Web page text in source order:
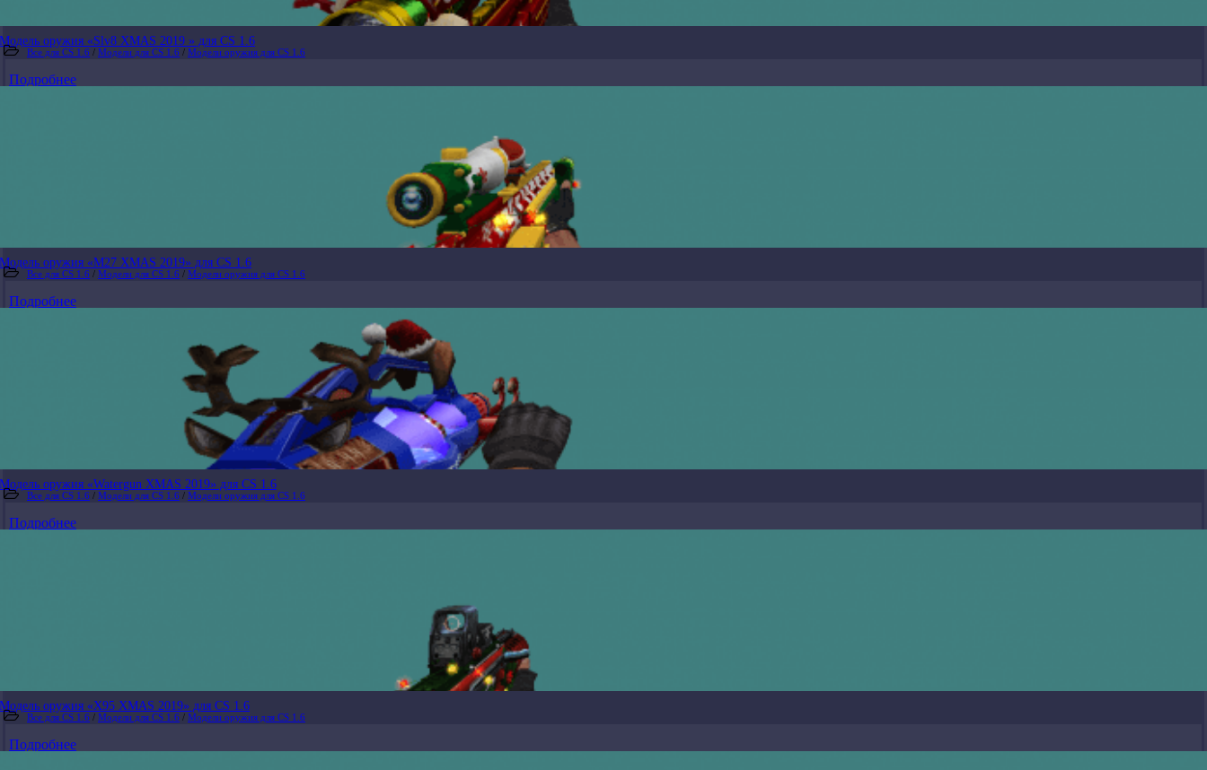
Модель оружия «Slv8 XMAS 2019 » для CS 1.6
Все для CS 1.6 / Модели для CS 1.6 / Модели оружия для CS 1.6
Подробнее
Модель оружия «M27 XMAS 2019» для CS 1.6
Все для CS 1.6 / Модели для CS 1.6 / Модели оружия для CS 1.6
Подробнее
Модель оружия «Watergun XMAS 2019» для CS 1.6
Все для CS 1.6 / Модели для CS 1.6 / Модели оружия для CS 1.6
Подробнее
Модель оружия «X95 XMAS 2019» для CS 1.6
Все для CS 1.6 / Модели для CS 1.6 / Модели оружия для CS 1.6
Подробнее